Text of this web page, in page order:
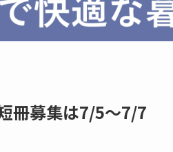
冊募集は7/5～7/7